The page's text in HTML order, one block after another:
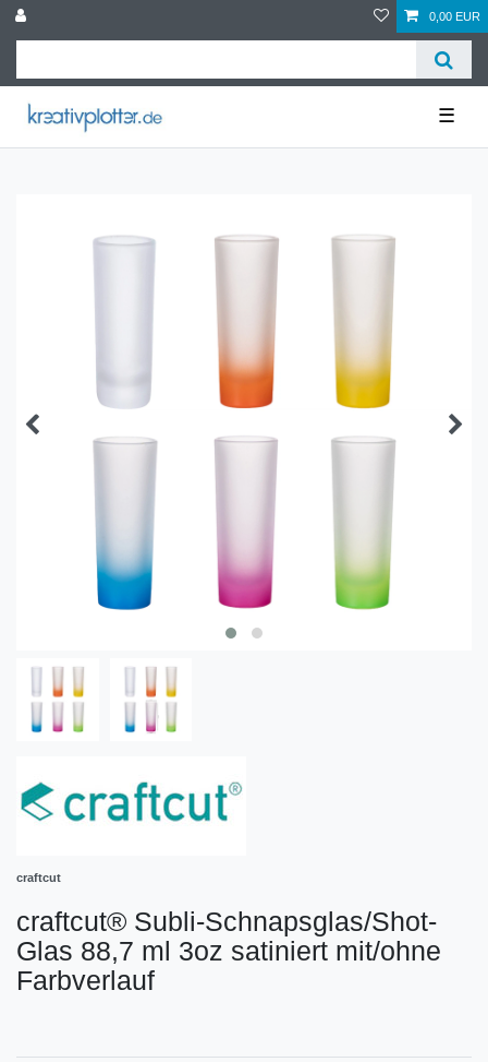
0,00 EUR
☰
craftcut
craftcut® Subli-Schnapsglas/Shot-
Glas 88,7 ml 3oz satiniert mit/ohne
Farbverlauf